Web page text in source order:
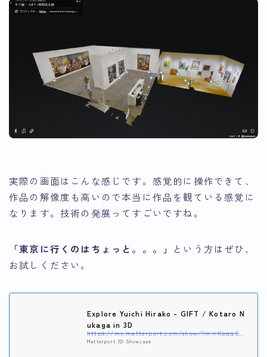
実際の画面はこんな感じです。感覚的に操作できて、
作品の解像度も高いので本当に作品を観ている感覚に
なります。技術の発展ってすごいですね。
「東京に行くのはちょっと。。。」
という方はぜひ、
お試しください。
Explore Yuichi Hirako - GIFT / Kotaro N
ukaga in 3D
https://my.matterport.com/show/?m=KpgqSXFTQGx
Matterport 3D Showcase